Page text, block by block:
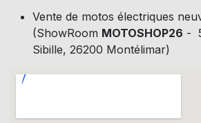
Vente de motos électriques
(ShowRoom MOTOSHOP26 -
Sibille, 26200 Montélimar)